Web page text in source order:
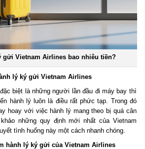
gửi Vietnam Airlines bao nhiêu tiền?
lý ký gửi Vietnam Airlines
biệt là những người lần đầu đi máy bay thì
hành lý luôn là điều rất phức tạp. Trong đó
hoay với việc hành lý mang theo bị quá cân
những quy định mới nhất của Vietnam
tình huống này một cách nhanh chóng.
hành lý ký gửi của Vietnam Airlines